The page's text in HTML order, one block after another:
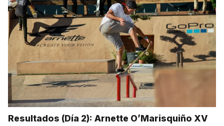
Resultados (Día 2): Arnette O’Marisquiño XV